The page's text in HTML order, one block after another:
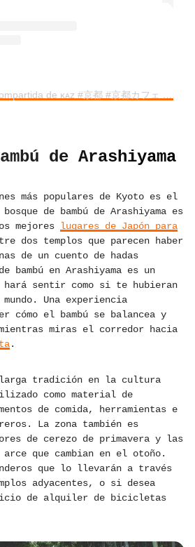
Una publicación compartida de ᴋᴀᴢ #京都 #京都カフェ #京都グルメ #京都観光 (@kazoo___)
de Arashiyama
más populares de Kyoto es el
de bambú de Arashiyama es
mejores lugares de Japón para
dos templos que parecen haber
de un cuento de hadas
bambú en Arashiyama es un
sentir como si te hubieran
Una experiencia
cómo el bambú se balancea y
miras el corredor hacia
.
larga tradición en la cultura
como material de
de comida, herramientas e
La zona también es
de cerezo de primavera y las
que cambian en el otoño.
que lo llevarán a través
adyacentes, o si desea
de alquiler de bicicletas